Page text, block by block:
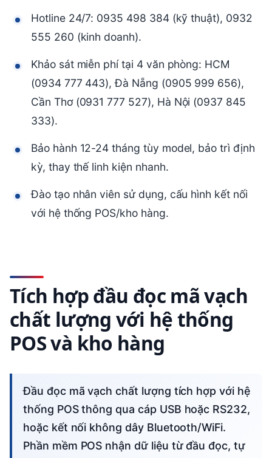
Hotline 24/7: 0935 498 384 (kỹ thuật), 0932
555 260 (kinh doanh).
Khảo sát miễn phí tại 4 văn phòng: HCM
(0934 777 443), Đà Nẵng (0905 999 656),
Cần Thơ (0931 777 527), Hà Nội (0937 845
333).
Bảo hành 12-24 tháng tùy model, bảo trì định
kỳ, thay thế linh kiện nhanh.
Đào tạo nhân viên sử dụng, cấu hình kết nối
với hệ thống POS/kho hàng.
Tích hợp đầu đọc mã vạch
chất lượng với hệ thống
POS và kho hàng
Đầu đọc mã vạch chất lượng tích hợp với hệ
thống POS thông qua cáp USB hoặc RS232,
hoặc kết nối không dây Bluetooth/WiFi.
Phần mềm POS nhận dữ liệu từ đầu đọc, tự